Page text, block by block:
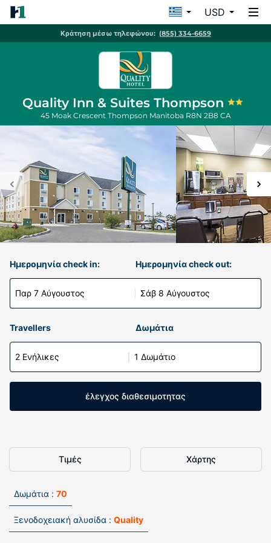
USD
Κράτηση μέσω τηλεφώνου: (855) 334-6659
Quality Inn & Suites Thompson
45 Moak Crescent Thompson Manitoba R8N 2B8 CA
Ημερομηνία check in:
Παρ 7 Αύγουστος
Ημερομηνία check out:
Σάβ 8 Αύγουστος
Travellers Δωμάτια
2 Ενήλικες 1 Δωμάτιο
έλεγχος διαθεσιμοτητας
Τιμές Χάρτης
Δωμάτια : 70
Ξενοδοχειακή αλυσίδα : Quality